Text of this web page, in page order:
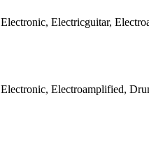
Electronic, Electricguitar,
Electronic, Electroamplified,